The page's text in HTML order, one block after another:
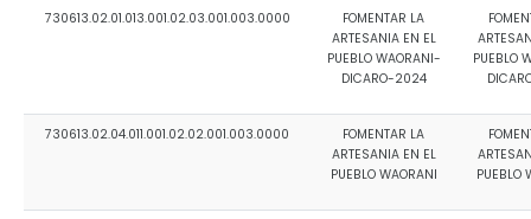
730613.02.01.013.001.02.03.001.003.0000
FOMENTAR LA
ARTESANIA EN EL
PUEBLO WAORANI-
DICARO-2024
PUEBLO
730613.02.04.011.001.02.02.001.003.0000
FOMENTAR LA
ARTESANIA EN EL
PUEBLO WAORANI
PUEBLO